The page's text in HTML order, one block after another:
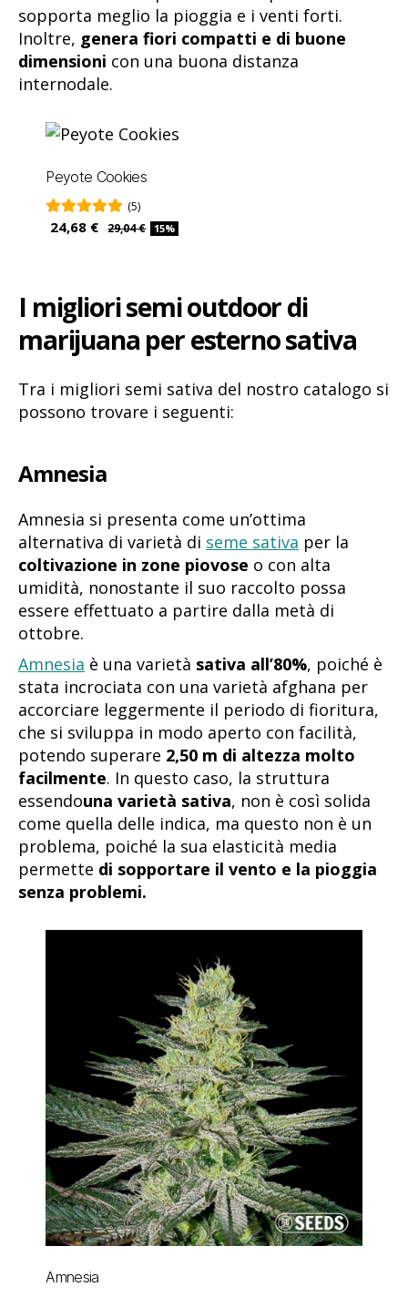
sopporta meglio la pioggia e i venti forti.
Inoltre, genera fiori compatti e di buone
dimensioni con una buona distanza
internodale.
Peyote Cookies
(5)
24,68 € 29,04 € 15%
I migliori semi outdoordi
marijuana per esterno sativa
Tra i migliori semi sativa del nostro catalogo si
possono trovare i seguenti:
Amnesia
Amnesia si presenta come un’ottima
alternativa di varietà di seme sativa per la
coltivazione in zone piovose o con alta
umidità, nonostante il suo raccolto possa
essere effettuato a partire dalla metà di
ottobre.
Amnesia è una varietà sativa all’80%, poiché è
stata incrociata con una varietà afghana per
accorciare leggermente il periodo di fioritura,
che si sviluppa in modo aperto con facilità,
potendo superare 2,50 m di altezza molto
facilmente. In questo caso, la struttura
essendouna varietà sativa, non è così solida
come quella delle indica, ma questo non è un
problema, poiché la sua elasticità media
permette di sopportare il vento e la pioggia
senza problemi.
Amnesia